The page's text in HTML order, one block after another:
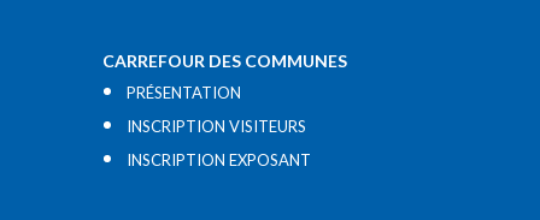
CARREFOUR DES COMMUNES
PRÉSENTATION
INSCRIPTION VISITEURS
INSCRIPTION EXPOSANT